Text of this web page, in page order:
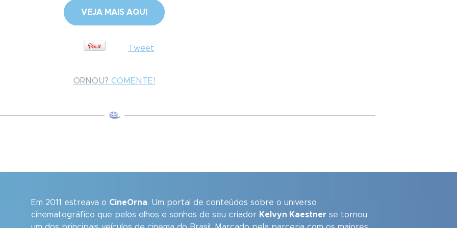
VEJA MAIS AQUI
Tweet
ORNOU? COMENTE!
Em 2011 estreava o CineOrna. Um portal de conteúdos sobre o universo
cinematográfico que pelos olhos e sonhos de seu criador Kelvyn Kaestner se tornou